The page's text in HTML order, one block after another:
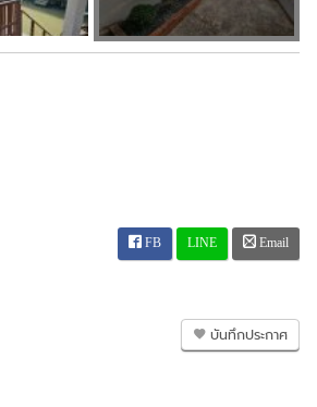
FB LINE Email
บันทึกประกาศ